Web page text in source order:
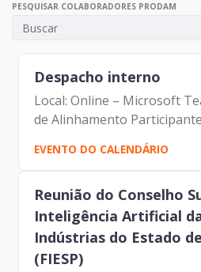
PESQUISAR COLABORADORES PRODAM
Despacho interno
Local: Online – Microsoft
de Alinhamento Participantes: - Francisco
Forbes – Presidente |
Batista - Assessora da
EVENTO DO CALENDÁRIO
Reunião do Conselho
Inteligência Artificial
Indústrias do Estado
(FIESP)